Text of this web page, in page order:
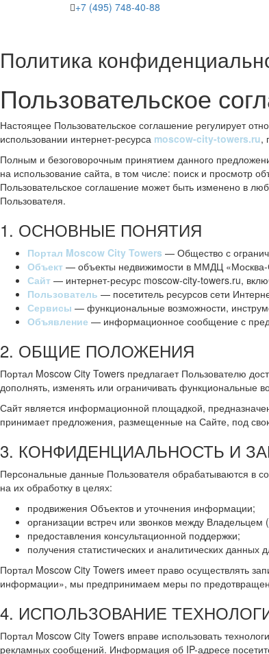
+7 (495) 748-40-88
Политика
Пользовательское
Настоящее Пользовательское соглашение регулирует
использовании интернет-ресурса moscow-city-towers.ru,
Полным и безоговорочным принятием данного
на использование сайта, в том числе: поиск и просмотр
Пользовательское соглашение может быть изменено в
Пользователя.
1. ОСНОВНЫЕ ПОНЯТИЯ
Портал Moscow City Towers — Общество с
Объект — объекты недвижимости в ММДЦ
Сайт — интернет-ресурс moscow-city-towers.ru,
Пользователь — посетитель ресурсов сети
Сервисы — функциональные возможности,
Объявление — информационное сообщение с
2. ОБЩИЕ ПОЛОЖЕНИЯ
Портал Moscow City Towers предлагает Пользователю
дополнять, изменять или ограничивать функциональные
Сайт является информационной площадкой,
принимает предложения, размещенные на Сайте, под
3. КОНФИДЕНЦИАЛЬНОСТЬ И
Персональные данные Пользователя обрабатываются в
на их обработку в целях:
продвижения Объектов и уточнения информации;
организации встреч или звонков между Владельцем
предоставления консультационной поддержки;
получения статистических и аналитических
Портал Moscow City Towers имеет право осуществлять
информации», мы предпринимаем меры по
4. ИСПОЛЬЗОВАНИЕ
Портал Moscow City Towers вправе использовать
рекламных сообщений. Информация об IP-адресе